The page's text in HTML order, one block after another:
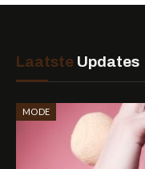
Laatste Updates
MODE